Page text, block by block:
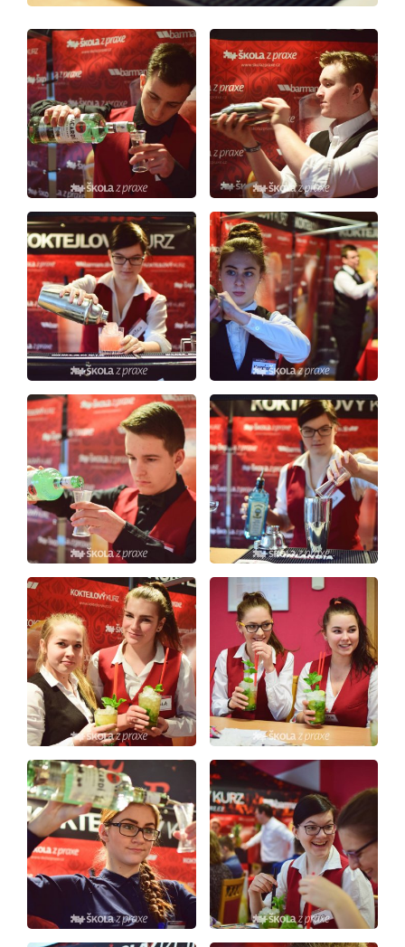
Úvod
Aktuálně
Škola
Studium
Projekty
Foto
Video a audio
Virtuální prohlídka
Kontakty